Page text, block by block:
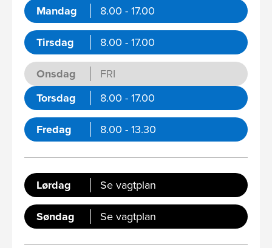
Mandag 8.00 - 17.00
Tirsdag 8.00 - 17.00
Onsdag FRI
Torsdag 8.00 - 17.00
Fredag 8.00 - 13.30
Lørdag Se vagtplan
Søndag Se vagtplan